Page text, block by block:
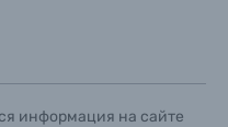
информация на сайте